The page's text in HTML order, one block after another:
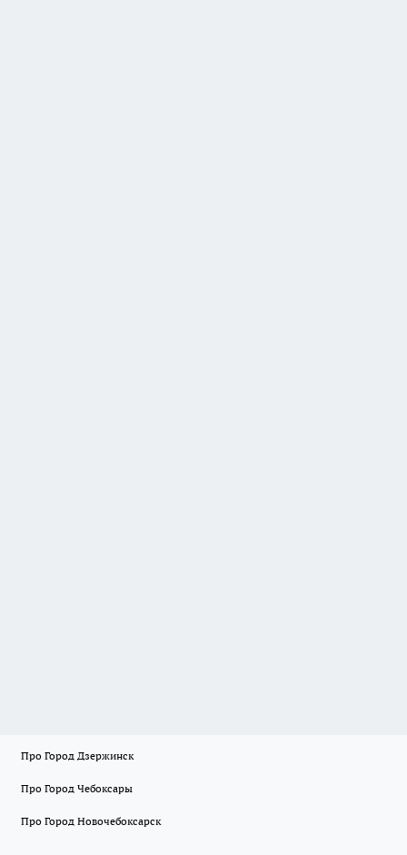
Про Город Дзержинск
Про Город Чебоксары
Про Город Новочебоксарск